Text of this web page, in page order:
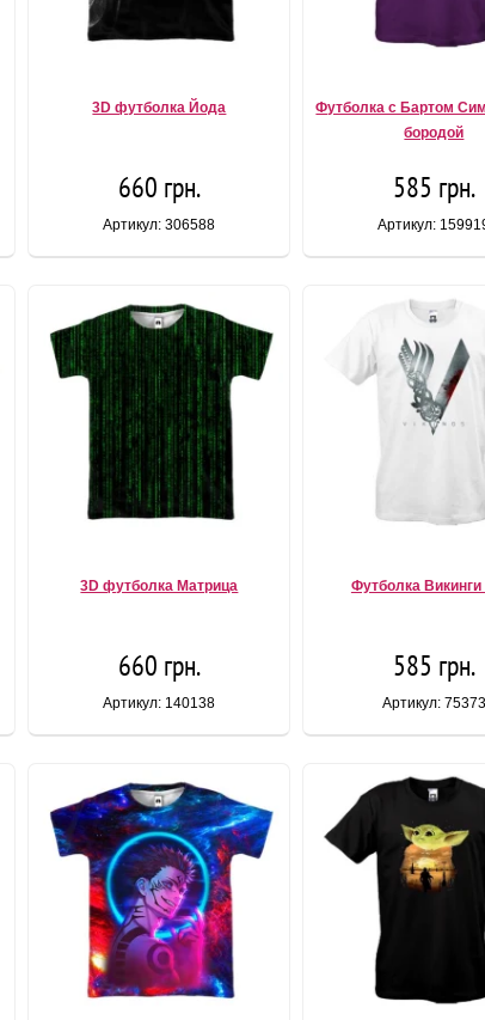
3D футболка Йода
660 грн.
Артикул: 306588
Футболка с Бартом
бородой
585 грн.
Артикул:
3D футболка Матрица
660 грн.
Артикул: 140138
Футболка Викинги
585 грн.
Артикул: 75373